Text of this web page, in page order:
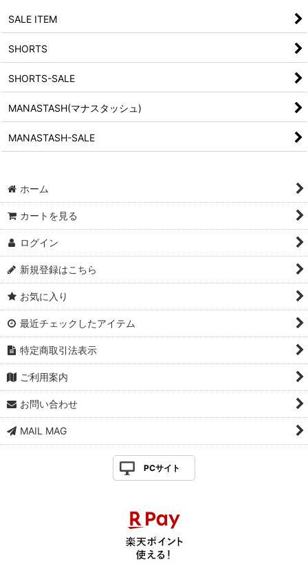
SALE ITEM
SHORTS
SHORTS-SALE
MANASTASH(マナスタッシュ)
MANASTASH-SALE
ホーム
カートを見る
ログイン
新規登録はこちら
お気に入り
最近チェックしたアイテム
特定商取引法表示
ご利用案内
お問い合わせ
MAIL MAG
PCサイト